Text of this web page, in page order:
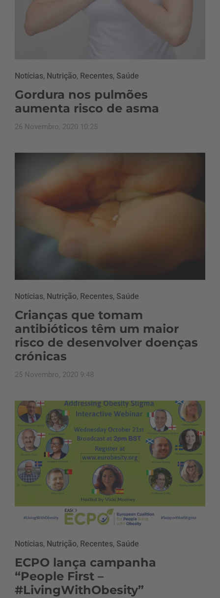
Notícias, Nutrição, Recentes, Saúde
Gordura nos pulmões
aumenta risco de asma
26 Novembro, 2020 10:25
Notícias, Nutrição, Recentes, Saúde
Crianças que tomam
antibióticos têm um maior
risco de desenvolver doenças
crónicas
25 Novembro, 2020 9:48
Notícias, Nutrição, Recentes, Saúde
ECPO lança campanha
“People First –
#LivingWithObesity”